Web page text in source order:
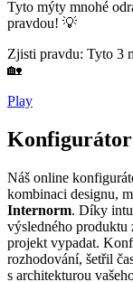
Tyto mýty mnohé
pravdou! 💡
Zjisti pravdu: Tyto 3
🏡
Play
Náš online
kombinaci designu,
Internorm. Díky
výsledného produktu
projekt vypadat.
rozhodování, šetřil
s architekturou